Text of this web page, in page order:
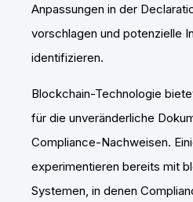
Anpassungen in der
vorschlagen und potenzielle
identifizieren.
Blockchain-Technologie
für die unveränderliche
Compliance-Nachweisen.
experimentieren bereits mit
Systemen, in denen